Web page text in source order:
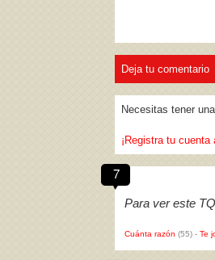
Deja tu comentario
Necesitas tener
¡Registra tu cuenta
7
Para ver este
Cuánta razón (55) - Te